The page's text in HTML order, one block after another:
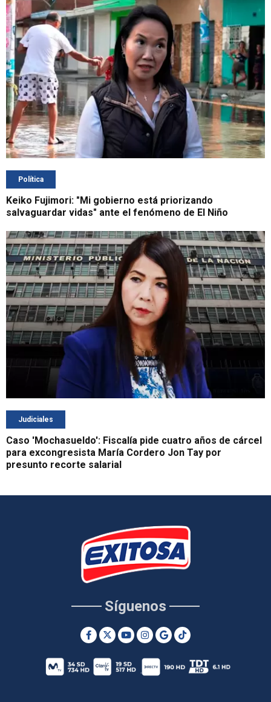
Política
Keiko Fujimori: "Mi gobierno está priorizando
salvaguardar vidas" ante el fenómeno de El Niño
Judiciales
Caso 'Mochasueldo': Fiscalía pide cuatro años de cárcel
para excongresista María Cordero Jon Tay por
presunto recorte salarial
Síguenos